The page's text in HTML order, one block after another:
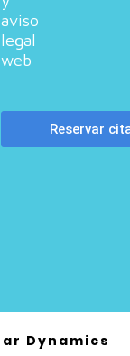
aviso
legal
web
Dynamics